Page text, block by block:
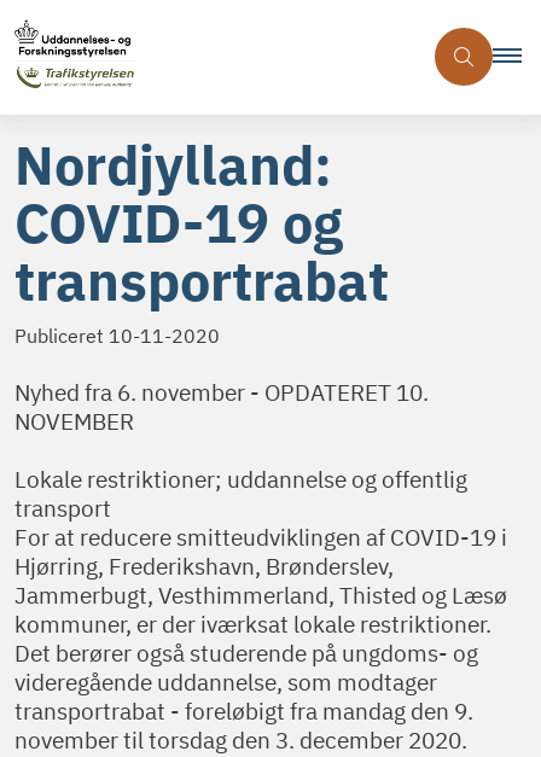
Nordjylland:
COVID-19 og
transportrabat
Publiceret 10-11-2020
Nyhed fra 6. november - OPDATERET 10.
NOVEMBER
Lokale restriktioner; uddannelse og offentlig
transport
For at reducere smitteudviklingen af COVID-19 i
Hjørring, Frederikshavn, Brønderslev,
Jammerbugt, Vesthimmerland, Thisted og Læsø
kommuner, er der iværksat lokale restriktioner.
Det berører også studerende på ungdoms- og
videregående uddannelse, som modtager
transportrabat - foreløbigt fra mandag den 9.
november til torsdag den 3. december 2020.